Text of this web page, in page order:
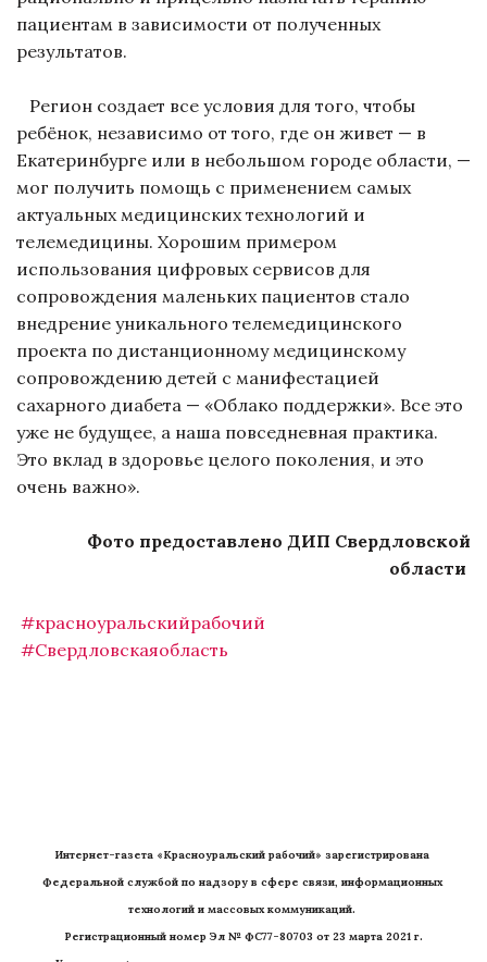
пациентам в зависимости от полученных
результатов.
Регион создает все условия для того, чтобы
ребёнок, независимо от того, где он живет — в
Екатеринбурге или в небольшом городе области, —
мог получить помощь с применением самых
актуальных медицинских технологий и
телемедицины. Хорошим примером
использования цифровых сервисов для
сопровождения маленьких пациентов стало
внедрение уникального телемедицинского
проекта по дистанционному медицинскому
сопровождению детей с манифестацией
сахарного диабета — «Облако поддержки». Все это
уже не будущее, а наша повседневная практика.
Это вклад в здоровье целого поколения, и это
очень важно».
Фото предоставлено ДИП Свердловской
области
#красноуральскийрабочий
#Свердловскаяобласть
Интернет-газета «Красноуральский рабочий» зарегистрирована
Федеральной службой по надзору в сфере связи, информационных
технологий и массовых коммуникаций.
Регистрационный номер Эл № ФС77-80703 от 23 марта 2021 г.